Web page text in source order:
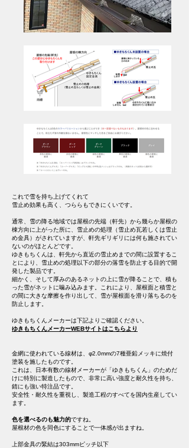
これで雪を持ち上げてくれて
雪止め効果も高く、つららもできにくいです。
通常、雪の降る地域では屋根の先端（軒先）から幾らか屋根の
棟方向に上がった所に、雪止めの処理（雪止め瓦若しくは雪止
め金具）がされていますが、軒先ギリギリには何も施されてい
ないのがほとんどです。
ゆきもちくんは、軒先から直近の雪止めまでの間に設置するこ
とにより、雪止めの処理以下の部分の落雪を防止する目的で開
発した製品です。
細かく、そして厚みのあるネットの上に雪が降ることで、積も
った雪がネットに噛み込みます。これにより、屋根面と積雪と
の間に大きな摩擦を作り出して、雪が屋根面を滑り落ちるのを
防止します。
ゆきもちくんメーカーは下記よりご確認ください。
ゆきもちくんメーカーWEBサイトはこちらより
金網に使われている線材は、φ2.0mmの7種亜鉛メッキに焼付
塗装を施したものです。
これは、日本有数の線材メーカーが「ゆきもちくん」のためだ
けに特別に製造したもので、非常に高い強度と耐久性を持ち、
錆にも強い特注品です。
安全性・耐久性を重視し、製造工程のすべてを国内生産してい
ます。
色を選べるのも魅力的ですね。
屋根材の色を同色にすることで一体感が出ますね。
上部金具の緊結は303mmピッチ以下